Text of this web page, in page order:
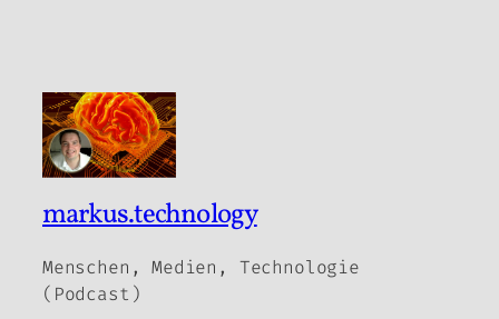
markus.technology
Menschen, Medien, Technologie
(Podcast)